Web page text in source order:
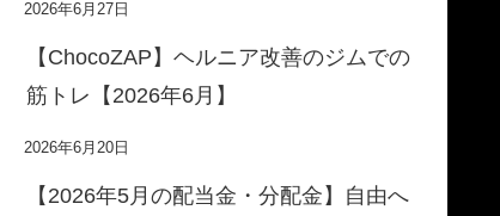
2026年6月27日
【ChocoZAP】ヘルニア改善のジムでの
筋トレ【2026年6月】
2026年6月20日
【2026年5月の配当金・分配金】自由へ